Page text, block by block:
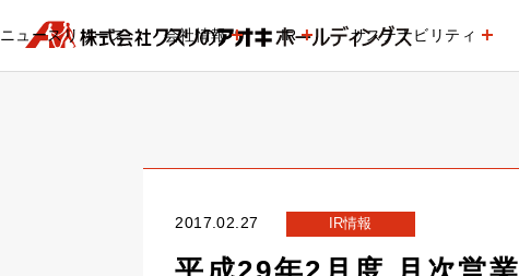
ニュースリリース 会社情報 IR サステナビリティ
2017.02.27 IR情報